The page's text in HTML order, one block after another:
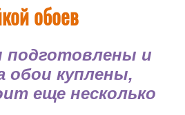
обоев
подготовлены и
обои куплены,
еще несколько